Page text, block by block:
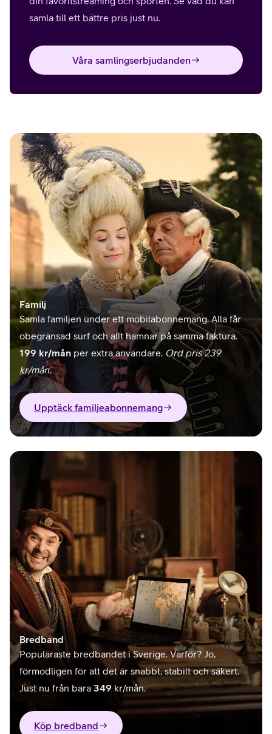
samla till ett bättre pris just nu.
Våra samlingserbjudanden
Familj
Samla familjen under ett mobilabonnemang. Alla får
obegränsad surf och allt hamnar på samma faktura.
199 kr/mån per extra användare. Ord pris 239
kr/mån.
Upptäck familjeabonnemang
Bredband
Populäraste bredbandet i Sverige. Varför? Jo,
förmodligen för att det är snabbt, stabilt och säkert.
Just nu från bara 349 kr/mån.
Köp bredband